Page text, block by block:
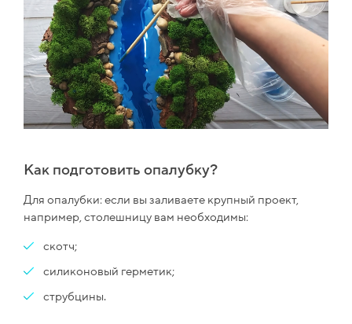
Как подготовить опалубку?
Для опалубки: если вы заливаете крупный проект,
например, столешницу вам необходимы:
скотч;
силиконовый герметик;
струбцины.